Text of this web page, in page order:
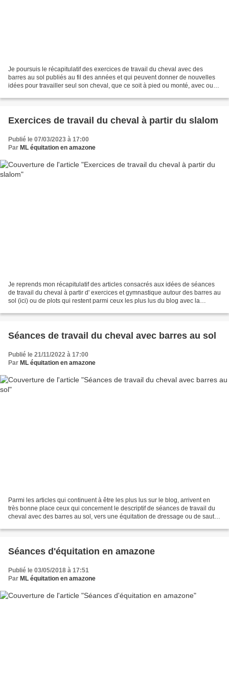
Je poursuis le récapitulatif des exercices de travail du cheval avec des
barres au sol publiés au fil des années et qui peuvent donner de nouvelles
idées pour travailler seul son cheval, que ce soit à pied ou monté, avec ou
Exercices de travail du cheval à partir du slalom
Publié le 07/03/2023 à 17:00
Par ML équitation en amazone
Je reprends mon récapitulatif des articles consacrés aux idées de séances
de travail du cheval à partir d' exercices et gymnastique autour des barres au
sol (ici) ou de plots qui restent parmi ceux les plus lus du blog avec la
Séances de travail du cheval avec barres au sol
Publié le 21/11/2022 à 17:00
Par ML équitation en amazone
Parmi les articles qui continuent à être les plus lus sur le blog, arrivent en
très bonne place ceux qui concernent le descriptif de séances de travail du
cheval avec des barres au sol, vers une équitation de dressage ou de saut
Séances d'équitation en amazone
Publié le 03/05/2018 à 17:51
Par ML équitation en amazone